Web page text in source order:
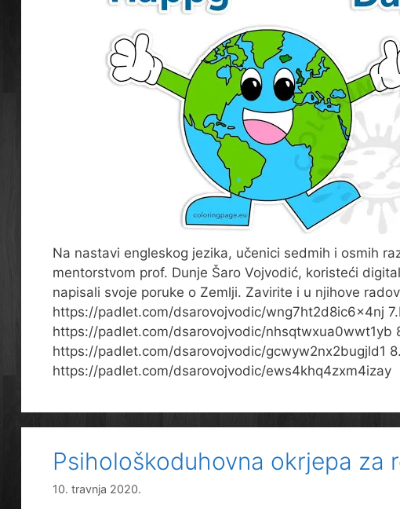
Na nastavi engleskog jezika, učenici sedmih i osmih
mentorstvom prof. Dunje Šaro Vojvodić, koristeći
napisali svoje poruke o Zemlji. Zavirite i u njihove
https://padlet.com/dsarovojvodic/wng7ht2d8ic6x4nj
https://padlet.com/dsarovojvodic/nhsqtwxua0wwt1yb
https://padlet.com/dsarovojvodic/gcwyw2nx2bugjld1
https://padlet.com/dsarovojvodic/ews4khq4zxm4izay
Psihološkoduhovna okrjepa za
10. travnja 2020.